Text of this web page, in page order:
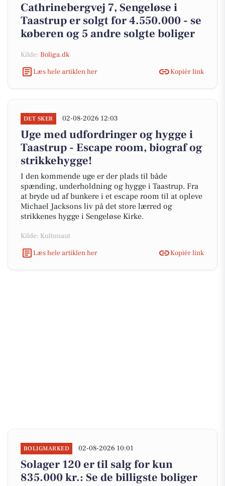
Cathrinebergvej 7, Sengeløse i
Taastrup er solgt for 4.550.000 - se
køberen og 5 andre solgte boliger
Kilde: Boliga.dk
Læs hele artiklen her
Kopiér link
DET SKER 02-08-2026 12:03
Uge med udfordringer og hygge i
Taastrup - Escape room, biograf og
strikkehygge!
I den kommende uge er der plads til både
spænding, underholdning og hygge i Taastrup. Fra
at bryde ud af bunkere i et escape room til at opleve
Michael Jacksons liv på det store lærred og
strikkenes hygge i Sengeløse Kirke.
Kilde: Kultunaut
Læs hele artiklen her
Kopiér link
BOLIGMARKED 02-08-2026 10:01
Solager 120 er til salg for kun
835.000 kr.: Se de billigste boliger